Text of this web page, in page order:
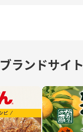
ブランドサイト